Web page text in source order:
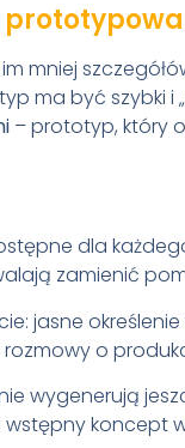
mniej
ma być szybki i
– prototyp, który
dla
zamienić
jasne
o
wygenerują
koncept